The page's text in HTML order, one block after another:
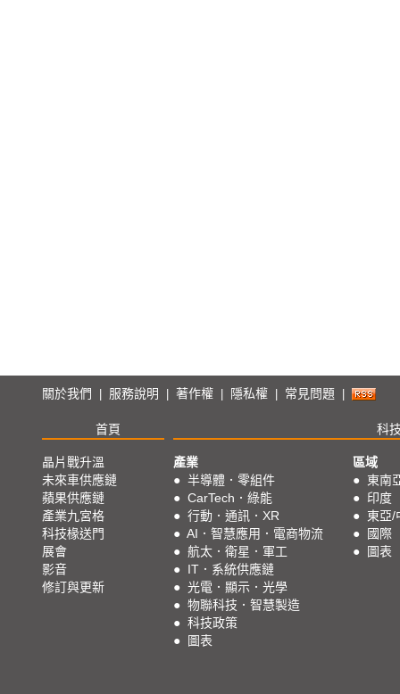
關於我們 服務說明 著作權 隱私權 常見問題
首頁 科
晶片戰升溫
未來車供應鏈
蘋果供應鏈
產業九宮格
科技椽送門
展會
影音
修訂與更新
產業
● 半導體．零組件
● CarTech．綠能
● 行動．通訊．XR
● AI．智慧應用．電商物流
● 航太．衛星．軍工
● IT．系統供應鏈
● 光電．顯示．光學
● 物聯科技．智慧製造
● 科技政策
●
圖表
區域
● 東南
● 印度
● 東亞/
●
國際
●
圖表